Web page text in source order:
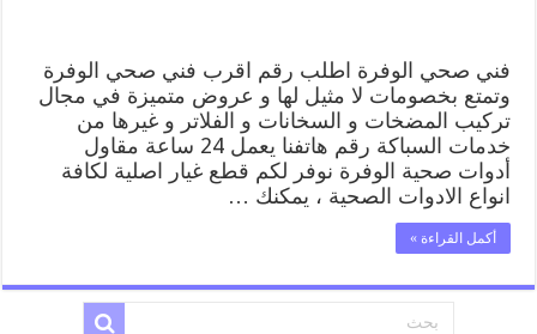
فني صحي الوفرة اطلب رقم اقرب فني صحي الوفرة
وتمتع بخصومات لا مثيل لها و عروض متميزة في مجال
تركيب المضخات و السخانات و الفلاتر و غيرها من
خدمات السباكة رقم هاتفنا يعمل 24 ساعة مقاول
أدوات صحية الوفرة نوفر لكم قطع غيار اصلية لكافة
انواع الادوات الصحية ، يمكنك …
أكمل القراءة »